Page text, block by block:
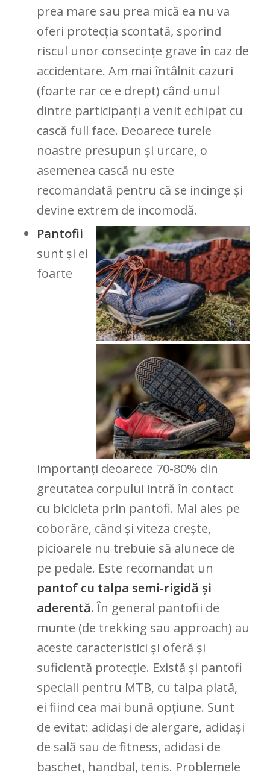
prea mare sau prea mică ea nu va
oferi protecția scontată, sporind
riscul unor consecințe grave în caz de
accidentare. Am mai întâlnit cazuri
(foarte rar ce e drept) când unul
dintre participanți a venit echipat cu
cască full face. Deoarece turele
noastre presupun și urcare, o
asemenea cască nu este
recomandată pentru că se incinge și
devine extrem de incomodă.
Pantofii
sunt și ei
foarte
importanți deoarece 70-80% din
greutatea corpului intră în contact
cu bicicleta prin pantofi. Mai ales pe
coborâre, când și viteza crește,
picioarele nu trebuie să alunece de
pe pedale. Este recomandat un
pantof cu talpa semi-rigidă și
aderentă. În general pantofii de
munte (de trekking sau approach) au
aceste caracteristici și oferă și
suficientă protecție. Există și pantofi
speciali pentru MTB, cu talpa plată,
ei fiind cea mai bună opțiune. Sunt
de evitat: adidași de alergare, adidași
de sală sau de fitness, adidasi de
baschet, handbal, tenis. Problemele